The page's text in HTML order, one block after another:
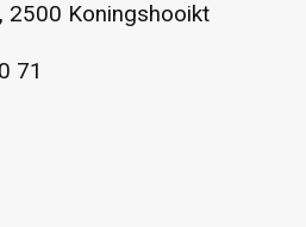
2500 Koningshooikt
71